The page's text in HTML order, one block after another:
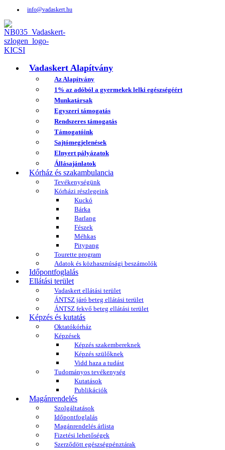
info@vadaskert.hu
Vadaskert Alapítvány
Az Alapítvány
1% az adóból a gyermekek lelki egészségéért
Munkatársak
Egyszeri támogatás
Rendszeres támogatás
Támogatóink
Sajtómegjelenések
Elnyert pályázatok
Állásajánlatok
Kórház és szakambulancia
Tevékenységünk
Kórházi részlegeink
Kuckó
Bárka
Barlang
Fészek
Méhkas
Pitypang
Tourette program
Adatok és közhasznúsági beszámolók
Időpontfoglalás
Ellátási terület
Vadaskert ellátási terület
ÁNTSZ járó beteg ellátási terület
ÁNTSZ fekvő beteg ellátási terület
Képzés és kutatás
Oktatókórház
Képzések
Képzés szakembereknek
Képzés szülőknek
Vidd haza a tudást
Tudományos tevékenység
Kutatások
Publikációk
Magánrendelés
Szolgáltatások
Időpontfoglalás
Magánrendelés árlista
Fizetési lehetőségek
Szerződött egészségpénztárak